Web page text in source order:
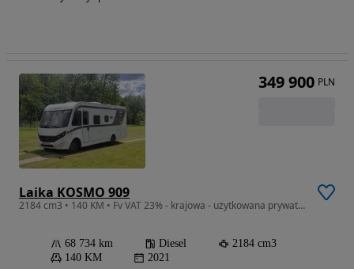
Laika KOSMO 909
2184 cm3 • 140 KM • Fv VAT 23% - krajowa - użytkowana prywatnie
68 734 km Diesel
2184 cm3
140 KM
2021
349 900 PLN